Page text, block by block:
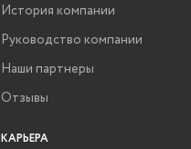
История компании
Руководство компании
Наши партнеры
Отзывы
КАРЬЕРА